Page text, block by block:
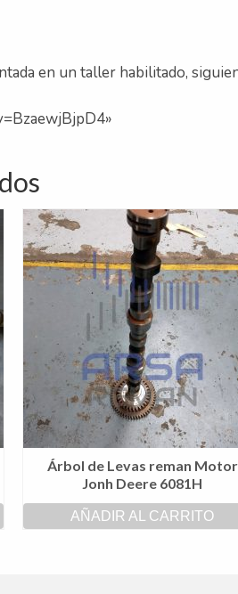
en un taller habilitado,
Árbol de Levas reman Motor
Jonh Deere 6081H
AÑADIR AL CARRITO